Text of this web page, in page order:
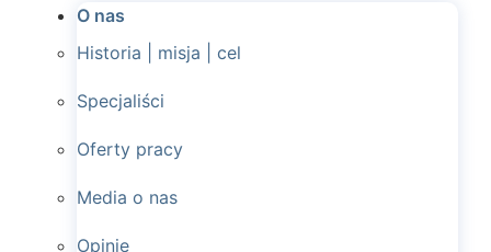
O nas
Historia | misja | cel
Specjaliści
Oferty pracy
Media o nas
Opinie